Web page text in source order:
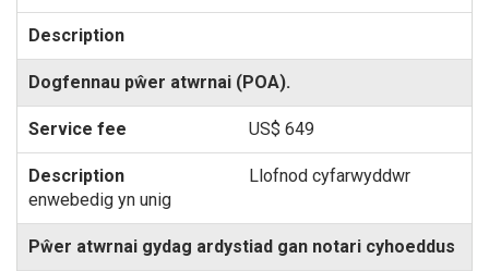
Dogfennau pŵer atwrnai (POA).
US$ 649
Llofnod cyfarwyddwr
enwebedig yn unig
Pŵer atwrnai gydag ardystiad gan notari cyhoeddus